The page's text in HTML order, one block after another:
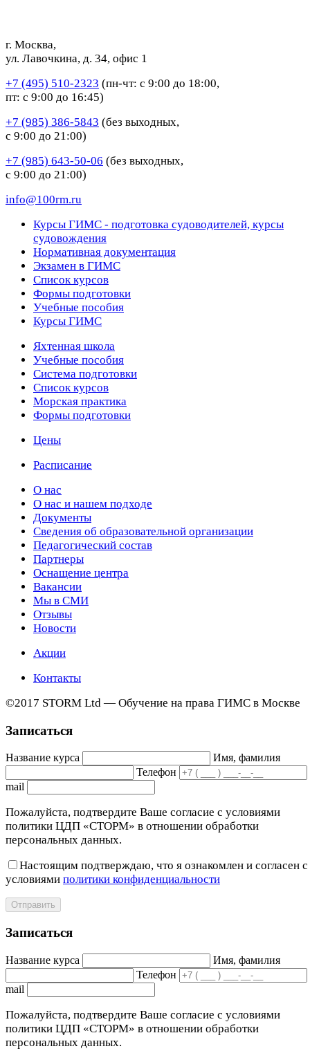
г. Москва,
ул. Лавочкина, д. 34, офис 1
+7 (495) 510-2323 (пн-чт: с 9:00 до 18:00,
пт: с 9:00 до 16:45)
+7 (985) 386-5843 (без выходных,
с 9:00 до 21:00)
+7 (985) 643-50-06 (без выходных,
с 9:00 до 21:00)
info@100rm.ru
Курсы ГИМС - подготовка судоводителей, курсы
судовождения
Нормативная документация
Экзамен в ГИМС
Список курсов
Формы подготовки
Учебные пособия
Курсы ГИМС
Яхтенная школа
Учебные пособия
Cистема подготовки
Список курсов
Морская практика
Формы подготовки
Цены
Расписание
О нас
О нас и нашем подходе
Документы
Сведения об образовательной организации
Педагогический состав
Партнеры
Оснащение центра
Вакансии
Мы в СМИ
Отзывы
Новости
Акции
Контакты
©2017 STORM Ltd — Обучение на права ГИМС в Москве
Записаться
Название курса
Имя, фамилия
Телефон
mail
Пожалуйста, подтвердите Ваше согласие с условиями
политики ЦДП «СТОРМ» в отношении обработки
персональных данных.
Настоящим подтверждаю, что я ознакомлен и согласен с
условиями политики конфиденциальности
Отправить
Записаться
Название курса
Имя, фамилия
Телефон
mail
Пожалуйста, подтвердите Ваше согласие с условиями
политики ЦДП «СТОРМ» в отношении обработки
персональных данных.